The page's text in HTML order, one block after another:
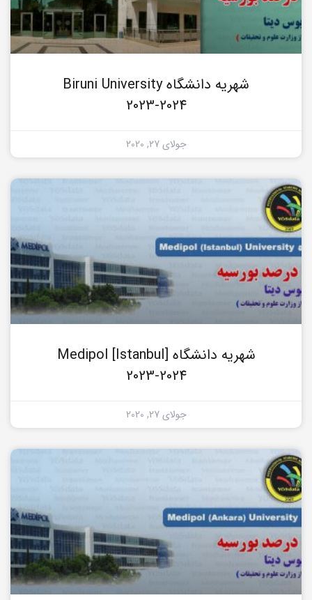
شهریه دانشگاه Biruni University
2023-2024
جولای 27, 2020
شهریه دانشگاه Medipol [Istanbul]
2023-2024
جولای 27, 2020